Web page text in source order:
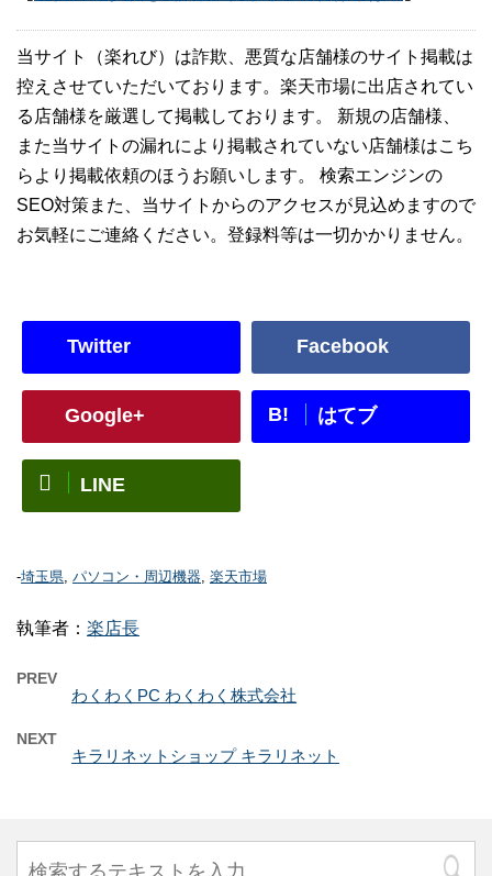
当サイト（楽れび）は詐欺、悪質な店舗様のサイト掲載は
控えさせていただいております。楽天市場に出店されてい
る店舗様を厳選して掲載しております。 新規の店舗様、
また当サイトの漏れにより掲載されていない店舗様はこち
らより掲載依頼のほうお願いします。 検索エンジンの
SEO対策また、当サイトからのアクセスが見込めますので
お気軽にご連絡ください。登録料等は一切かかりません。
Twitter Facebook
Google+ B! はてブ
LINE
-埼玉県, パソコン・周辺機器, 楽天市場
執筆者： 楽店長
PREV
わくわくPC わくわく株式会社
NEXT
キラリネットショップ キラリネット